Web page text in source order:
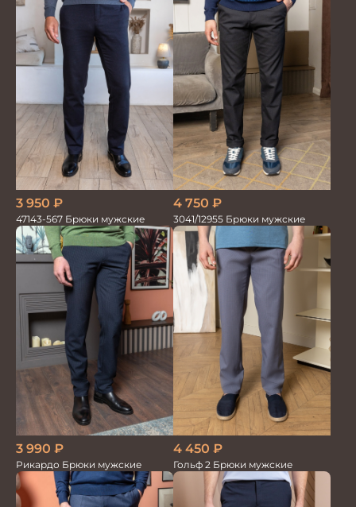
3 950 ₽
47143-567 Брюки мужские
4 750 ₽
3041/12955 Брюки мужские
3 990 ₽
Рикардо Брюки мужские
4 450 ₽
Гольф 2 Брюки мужские